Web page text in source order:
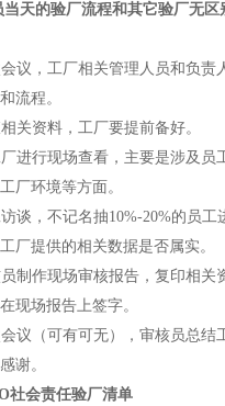
天的验厂流程和其它验厂无区
，工厂相关管理人员和负责
流程。
资料，工厂要提前备好。
行现场查看，主要是涉及员工
厂环境等方面。
，不记名抽10%-20%的员工
厂提供的相关数据是否属实。
作现场审核报告，复印相关
现场报告上签字。
（可有可无），审核员总结
谢。
社会责任验厂清单